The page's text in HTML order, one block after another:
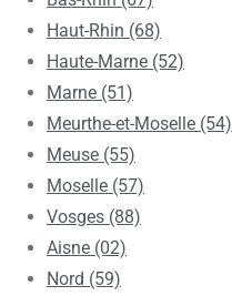
Haut-Rhin (68)
Haute-Marne (52)
Marne (51)
Meurthe-et-Moselle (54)
Meuse (55)
Moselle (57)
Vosges (88)
Aisne (02)
Nord (59)